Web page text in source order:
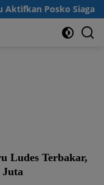
Posko Siaga
Ludes Terbakar,
Juta